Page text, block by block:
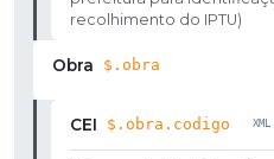
recolhimento do IPTU)
Obra $.obra
CEI $.obra.codigo